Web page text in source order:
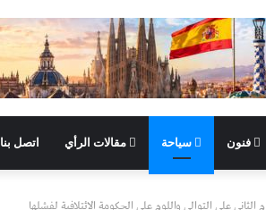
فنون سياحة مقالات الرأي اتصل بنا